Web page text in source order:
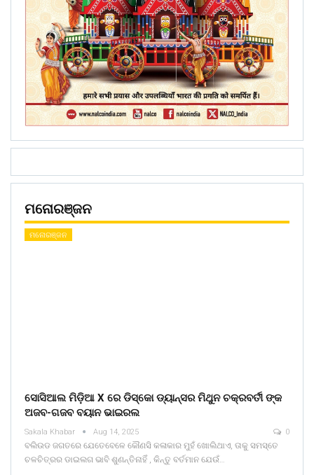
ମନୋରଞ୍ଜନ
ମନୋରଞ୍ଜନ
ସୋସିଆଲ ମିଡ଼ିଆ X ରେ ଡିସ୍କୋ ଡ୍ୟାନ୍ସର ମିଥୁନ ଚକ୍ରବର୍ତୀ ଙ୍କ
ଅଜବ-ଗଜବ ବୟାନ ଭାଇରଲ
Sakala Khabar Aug 14, 2025 0
ବଲିଉଡ ଜଗତରେ ଯେତେବେଳେ କୌଣସି କଳାକାର ମୁହଁ ଖୋଲିଥାଏ, ତାକୁ ସମସ୍ତେ
ଚଳଚିତ୍ରର ଡାଇଲଗ ଭାବି ଶୁଣନ୍ତିନାହିଁ , କିନ୍ତୁ ବର୍ତମାନ ଯେଉଁ…